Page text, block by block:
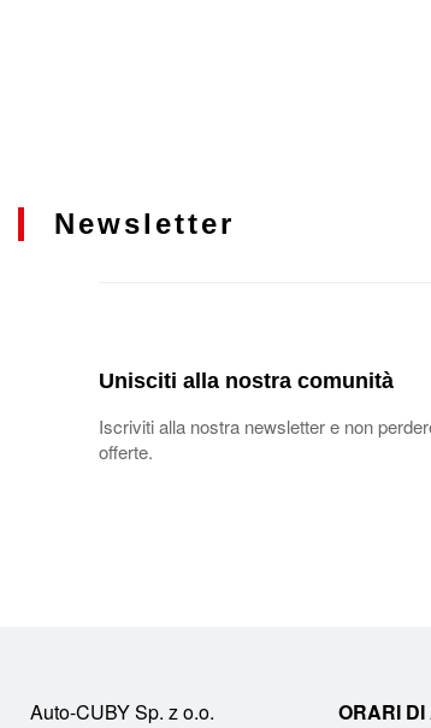
Newsletter
Unisciti alla nostra comunità
Iscriviti alla nostra newsletter e non
offerte.
Auto-CUBY Sp. z o.o.
ORARI